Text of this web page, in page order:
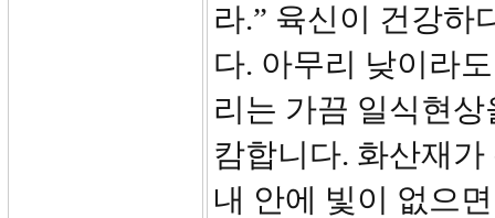
라.” 육신이 건강하
다. 아무리 낮이라
리는 가끔 일식현
캄합니다. 화산재
내 안에 빛이 없으